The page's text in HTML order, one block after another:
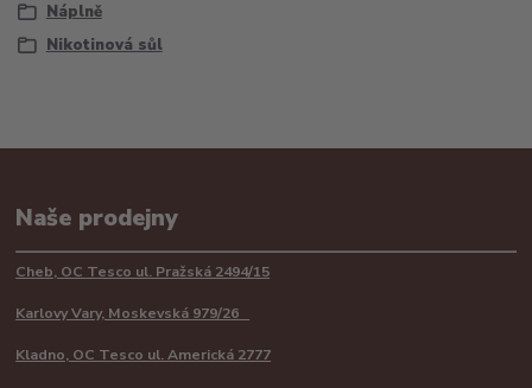
Náplně
Nikotinová sůl
Naše prodejny
Cheb, OC Tesco ul. Pražská 2494/15
Karlovy Vary, Moskevská 979/26
Kladno, OC Tesco ul. Americká 2777